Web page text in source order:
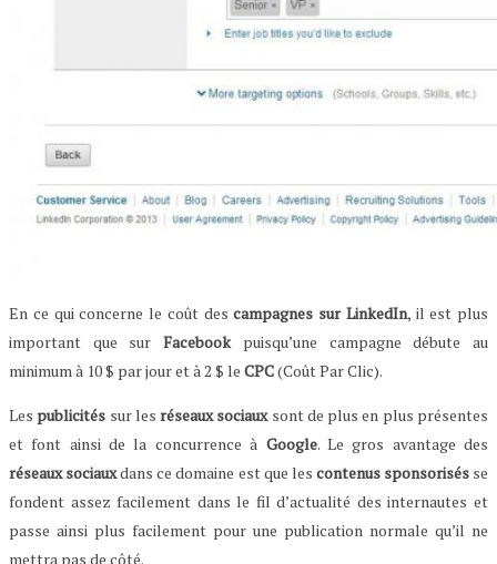
En ce qui concerne le coût descampagnes sur LinkedIn, il est plus
important que surFacebookpuisqu’une campagne débute au
minimum à 10 $ par jour et à 2 $ le CPC(Coût Par Clic).
Lespublicités sur lesréseaux sociauxsont de plus en plus présentes
et font ainsi de la concurrence à Google. Le gros avantage des
réseaux sociauxdans ce domaine est que les contenus sponsorisésse
fondent assez facilement dans le fil d’actualité des internautes et
passe ainsi plus facilement pour une publication normale qu’il ne
mettra pas de côté.